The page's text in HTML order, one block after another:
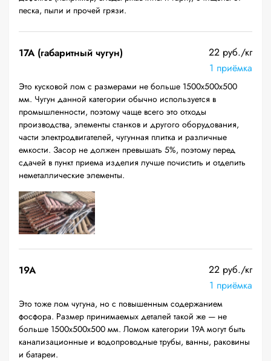
песка, пыли и прочей грязи.
17А (габаритный чугун)
22 руб./кг
1 приёмка
Это кусковой лом с размерами не больше 1500х500х500
мм. Чугун данной категории обычно используется в
промышленности, поэтому чаще всего это отходы
производства, элементы станков и другого оборудования,
части электродвигателей, чугунная плитка и различные
емкости. Засор не должен превышать 5%, поэтому перед
сдачей в пункт приема изделия лучше почистить и отделить
неметаллические элементы.
19A
22 руб./кг
1 приёмка
Это тоже лом чугуна, но с повышенным содержанием
фосфора. Размер принимаемых деталей такой же — не
больше 1500х500х500 мм. Ломом категории 19А могут быть
канализационные и водопроводные трубы, ванны, раковины
и батареи.